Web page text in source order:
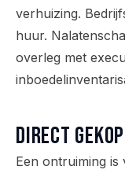
verhuizing.
huur.
overleg met
Direct
Een ontruiming is